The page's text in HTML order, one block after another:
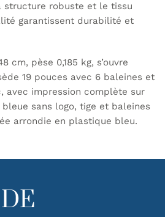
structure robuste et le tissu
garantissent durabilité et
cm, pèse 0,185 kg, s’ouvre
19 pouces avec 6 baleines et
avec impression complète sur
sans logo, tige et baleines
arrondie en plastique bleu.